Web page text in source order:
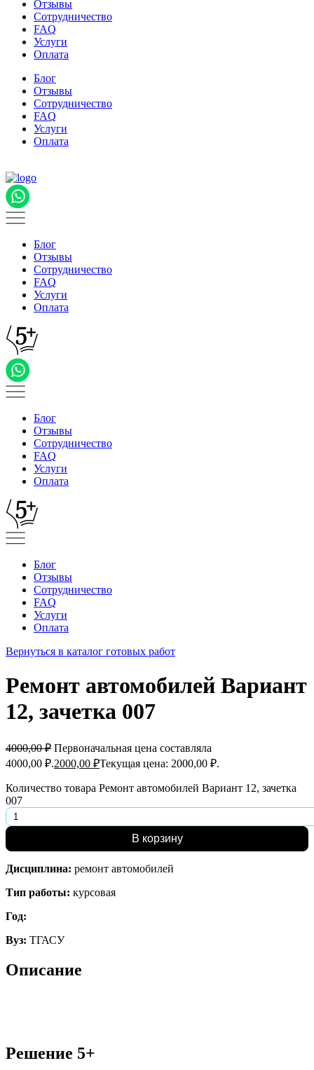
Отзывы
Сотрудничество
FAQ
Услуги
Оплата
Блог
Отзывы
Сотрудничество
FAQ
Услуги
Оплата
Блог
Отзывы
Сотрудничество
FAQ
Услуги
Оплата
Блог
Отзывы
Сотрудничество
FAQ
Услуги
Оплата
Блог
Отзывы
Сотрудничество
FAQ
Услуги
Оплата
Вернуться в каталог готовых работ
Ремонт автомобилей Вариант
12, зачетка 007
4000,00₽ Первоначальная цена составляла
4000,00 ₽.2000,00 ₽Текущая цена: 2000,00 ₽.
Количество товара Ремонт автомобилей Вариант 12, зачетка
007
В корзину
Дисциплина: ремонт автомобилей
Тип работы: курсовая
Год:
Вуз: ТГАСУ
Описание
Решение 5+